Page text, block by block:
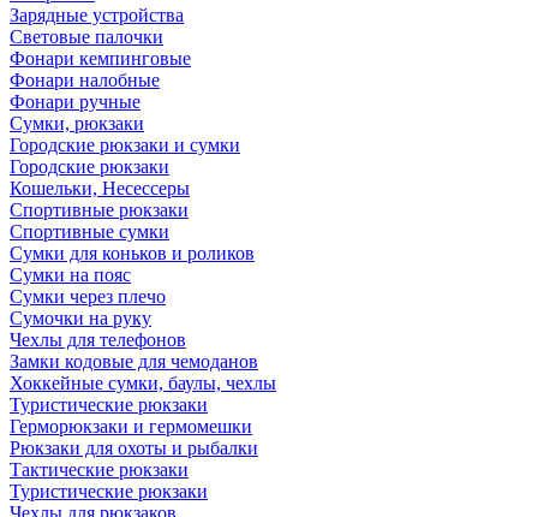
Зарядные устройства
Световые палочки
Фонари кемпинговые
Фонари налобные
Фонари ручные
Сумки, рюкзаки
Городские рюкзаки и сумки
Городские рюкзаки
Кошельки, Несессеры
Спортивные рюкзаки
Спортивные сумки
Сумки для коньков и роликов
Сумки на пояс
Сумки через плечо
Сумочки на руку
Чехлы для телефонов
Замки кодовые для чемоданов
Хоккейные сумки, баулы, чехлы
Туристические рюкзаки
Герморюкзаки и гермомешки
Рюкзаки для охоты и рыбалки
Тактические рюкзаки
Туристические рюкзаки
Чехлы для рюкзаков